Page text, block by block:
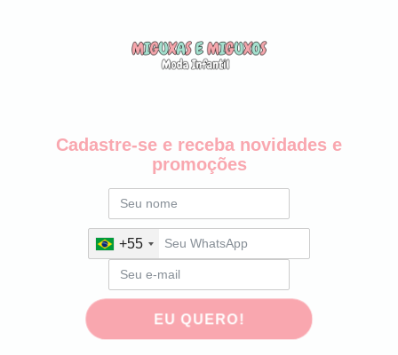
Cadastre-se e receba novidades e
promoções
+55
EU QUERO!